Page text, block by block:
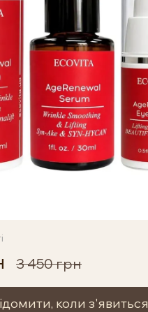
3 450 грн
коли з'явиться